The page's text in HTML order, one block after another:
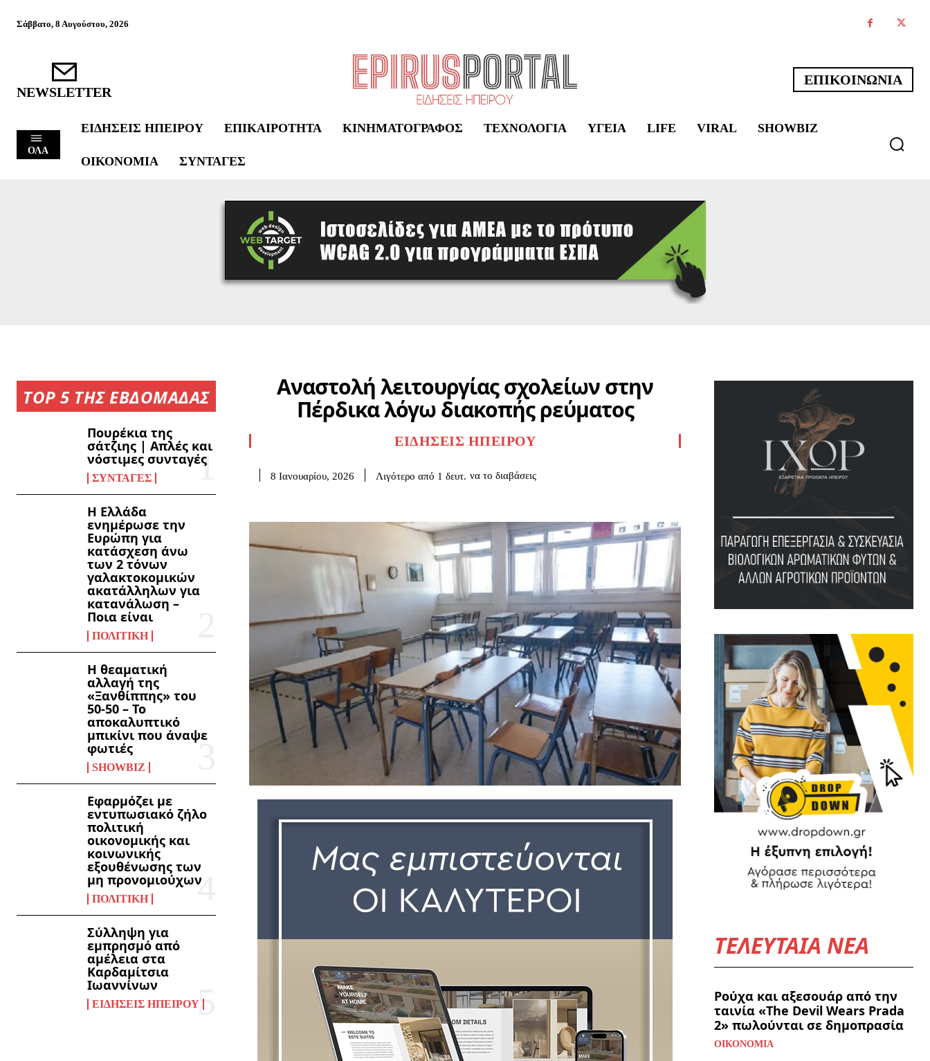
Σάββατο, 8 Αυγούστου, 2026
NEWSLETTER
ΕΠΙΚΟΙΝΩΝΙΑ
ΟΛΑ
ΕΙΔΉΣΕΙΣ ΗΠΕΊΡΟΥ ΕΠΙΚΑΙΡΌΤΗΤΑ ΚΙΝΗΜΑΤΟΓΡΆΦΟΣ ΤΕΧΝΟΛΟΓΊΑ ΥΓΕΊΑ LIFE VIRAL SHOWBIZ
ΟΙΚΟΝΟΜΊΑ ΣΥΝΤΑΓΈΣ
TOP 5 ΤΗΣ ΕΒΔΟΜΑΔΑΣ
Πουρέκια της
σάτζιης | Απλές και
νόστιμες συνταγές
ΣΥΝΤΑΓΈΣ
Η Ελλάδα
ενημέρωσε την
Ευρώπη για
κατάσχεση άνω
των 2 τόνων
γαλακτοκομικών
ακατάλληλων για
κατανάλωση –
Ποια είναι
ΠΟΛΙΤΙΚΉ
Η θεαματική
αλλαγή της
«Ξανθίππης» του
50-50 – Το
αποκαλυπτικό
μπικίνι που άναψε
φωτιές
SHOWBIZ
Εφαρμόζει με
εντυπωσιακό ζήλο
πολιτική
οικονομικής και
κοινωνικής
εξουθένωσης των
μη προνομιούχων
ΠΟΛΙΤΙΚΉ
Σύλληψη για
εμπρησμό από
αμέλεια στα
Καρδαμίτσια
Ιωαννίνων
ΕΙΔΉΣΕΙΣ ΗΠΕΊΡΟΥ
Αναστολή λειτουργίας σχολείων στην
Πέρδικα λόγω διακοπής ρεύματος
ΕΙΔΉΣΕΙΣ ΗΠΕΊΡΟΥ
8 Ιανουαρίου, 2026 Λιγότερο από 1 δευτ. να το διαβάσεις
ΤΕΛΕΥΤΑΙΑ ΝΕΑ
Ρούχα και αξεσουάρ από την
ταινία «The Devil Wears Prada
2» πωλούνται σε δημοπρασία
ΟΙΚΟΝΟΜΊΑ